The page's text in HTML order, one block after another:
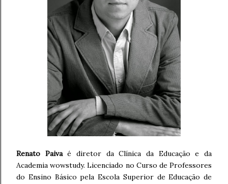
Renato Paivaé diretor da Clínica da Educação e da
Academia wowstudy. Licenciado no Curso de Professores
do Ensino Básico pela Escola Superior de Educação de